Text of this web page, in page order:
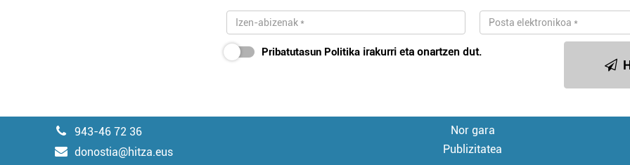
Pribatutasun Politika irakurri eta onartzen dut.
943-46 72 36
donostia@hitza.eus
Nor gara
Publizitatea